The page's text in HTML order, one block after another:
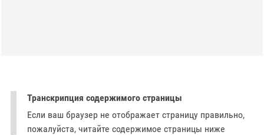
Транскрипция содержимого страницы
Если ваш браузер не отображает страницу правильно,
пожалуйста, читайте содержимое страницы ниже